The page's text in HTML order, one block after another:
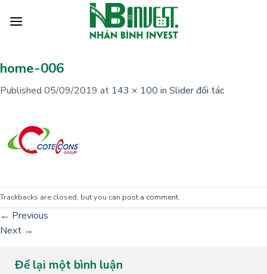
home-006
Published 05/09/2019 at 143 × 100 in Slider đối tác
Trackbacks are closed, but you can post a comment.
← Previous
Next →
Để lại một bình luận